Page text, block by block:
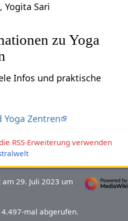
Yogita Sari
zu Yoga
Infos und praktische
Yoga Zentren
RSS-Erweiterung verwenden
29. Juli 2023 um
mal abgerufen.